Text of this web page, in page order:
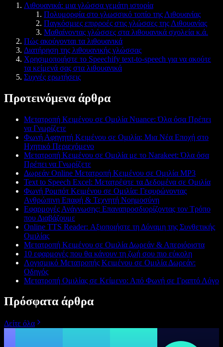
Λιθουανικά: μια γλώσσα γεμάτη ιστορία
Πολυμορφία στο γλωσσικό τοπίο της Λιθουανίας
Παγκόσμιες επιρροές στις γλώσσες της Λιθουανίας
Μαθαίνοντας γλώσσες στα λιθουανικά σχολεία κ.ά.
Πώς ακούγονται τα λιθουανικά
Διατήρηση της λιθουανικής γλώσσας
Χρησιμοποιήστε το Speechify text-to-speech για να ακούτε
τα κείμενά σας στα λιθουανικά
Συχνές ερωτήσεις
Προτεινόμενα άρθρα
Μετατροπή Κειμένου σε Ομιλία Nuance: Όλα όσα Πρέπει
να Γνωρίζετε
Φωνή Αφηγητή Κειμένου σε Ομιλία: Μια Νέα Εποχή στο
Ηχητικό Περιεχόμενο
Μετατροπή Κειμένου σε Ομιλία με το Narakeet: Όλα όσα
Πρέπει να Γνωρίζετε
Δωρεάν Online Μετατροπή Κειμένου σε Ομιλία MP3
Text to Speech Excel: Μετατρέψτε τα Δεδομένα σε Ομιλία
Φωνή Ρομπότ Κειμένου σε Ομιλία: Γεφυρώνοντας
Ανθρώπινη Επαφή & Τεχνητή Νοημοσύνη
Εφαρμογές Ανάγνωσης: Επαναπροσδιορίζοντας τον Τρόπο
που Διαβάζουμε
Online TTS Reader: Αξιοποιήστε τη Δύναμη της Συνθετικής
Ομιλίας
Μετατροπή Κειμένου σε Ομιλία Δωρεάν & Απεριόριστα
10 εφαρμογές που θα κάνουν τη ζωή σου πιο εύκολη
Λογισμικό Μετατροπής Κειμένου σε Ομιλία Δωρεάν:
Οδηγός
Μετατροπή Ομιλίας σε Κείμενο: Από Φωνή σε Γραπτό Λόγο
Πρόσφατα άρθρα
Δείτε όλα